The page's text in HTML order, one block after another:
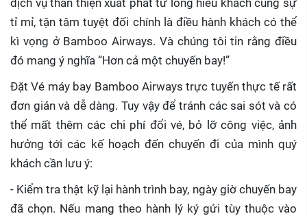
dịch vụ thân thiện xuất phát từ lòng hiếu khách cùng sự
tỉ mỉ, tận tâm tuyệt đối chính là điều hành khách có thể
kì vọng ở Bamboo Airways. Và chúng tôi tin rằng điều
đó mang ý nghĩa “Hơn cả một chuyến bay!”
Đặt Vé máy bay Bamboo Airways trực tuyến thực tế rất
đơn giản và dễ dàng. Tuy vậy để tránh các sai sót và có
thể mất thêm các chi phí đổi vé, bỏ lỡ công việc, ảnh
hưởng tới các kế hoạch đến chuyến đi của mình quý
khách cần lưu ý:
- Kiểm tra thật kỹ lại hành trình bay, ngày giờ chuyến bay
đã chọn. Nếu mang theo hành lý ký gửi tùy thuộc vào